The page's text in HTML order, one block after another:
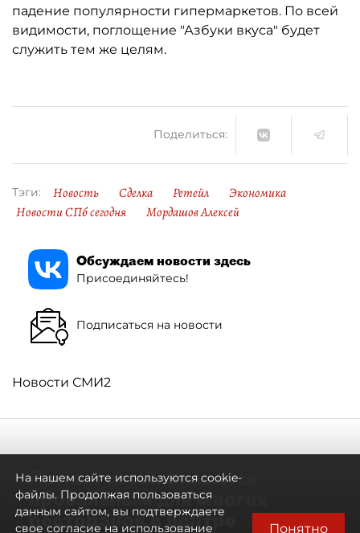
падение популярности гипермаркетов. По всей
видимости, поглощение "Азбуки вкуса" будет
служить тем же целям.
Поделиться:
Тэги: Новость Сделка Ретейл
Экономика
Новости СПб сегодня
Мордашов Алексей
Обсуждаем новости здесь
Присоединяйтесь!
Подписаться на новости
Новости СМИ2
Летний сезон оказался
провальным для многих
ресторанов в центре
На нашем сайте используются cookie-
файлы. Продолжая пользоваться
данным сайтом, вы подтверждаете
свое согласие на использование
Понятно